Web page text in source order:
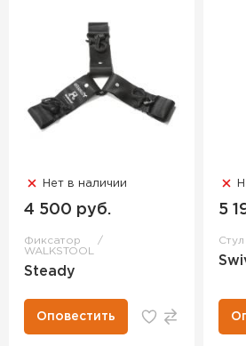
Нет в наличии
4 500 руб.
Фиксатор
WALKSTOOL
Steady
Оповестить
5
Стул